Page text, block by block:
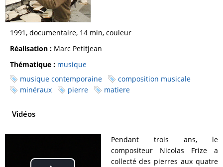
1991, documentaire, 14 min, couleur
Réalisation : Marc Petitjean
Thématique : musique
musique contemporaine
composition musicale
minéraux
pierre matiere
Vidéos
Pendant trois ans, le
compositeur Nicolas Frize a
collecté des pierres aux quatre